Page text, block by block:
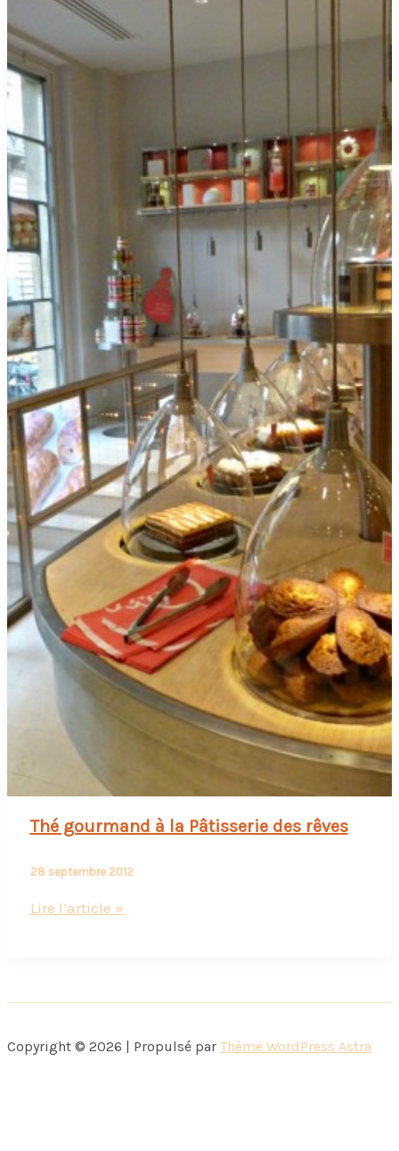
Thé gourmand à la Pâtisserie des rêves
28 septembre 2012
Thé
Pâtisserie
rêves
Lire l’article »
Copyright © 2026 | Propulsé par Thème WordPress Astra